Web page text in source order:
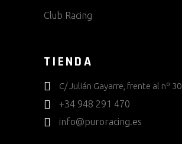
Club Racing
TIENDA
C/ Julián Gayarre, frente al nº 30
+34 948 291 470
info@puroracing.es